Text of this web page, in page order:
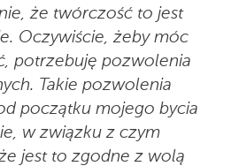
że twórczość to jest
Oczywiście, żeby móc
potrzebuję pozwolenia
Takie pozwolenia
początku mojego bycia
w związku z czym
jest to zgodne z wolą